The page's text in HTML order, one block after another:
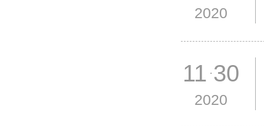
2020
11 30
2020